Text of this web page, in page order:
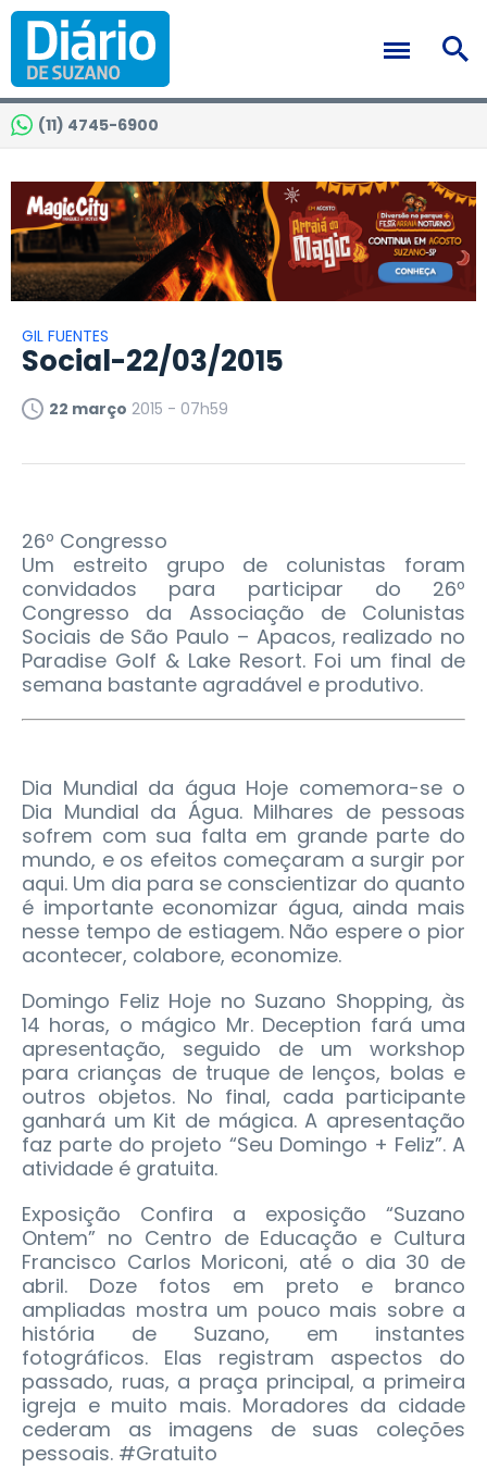
(11) 4745-6900
GIL FUENTES
Social-22/03/2015
22 março 2015 - 07h59
26º Congresso
Um estreito grupo de colunistas foram
convidados para participar do 26º
Congresso da Associação de Colunistas
Sociais de São Paulo – Apacos, realizado no
Paradise Golf & Lake Resort. Foi um final de
semana bastante agradável e produtivo.
Dia Mundial da água Hoje comemora-se o
Dia Mundial da Água. Milhares de pessoas
sofrem com sua falta em grande parte do
mundo, e os efeitos começaram a surgir por
aqui. Um dia para se conscientizar do quanto
é importante economizar água, ainda mais
nesse tempo de estiagem. Não espere o pior
acontecer, colabore, economize.
Domingo Feliz Hoje no Suzano Shopping, às
14 horas, o mágico Mr. Deception fará uma
apresentação, seguido de um workshop
para crianças de truque de lenços, bolas e
outros objetos. No final, cada participante
ganhará um Kit de mágica. A apresentação
faz parte do projeto “Seu Domingo + Feliz”. A
atividade é gratuita.
Exposição Confira a exposição “Suzano
Ontem” no Centro de Educação e Cultura
Francisco Carlos Moriconi, até o dia 30 de
abril. Doze fotos em preto e branco
ampliadas mostra um pouco mais sobre a
história de Suzano, em instantes
fotográficos. Elas registram aspectos do
passado, ruas, a praça principal, a primeira
igreja e muito mais. Moradores da cidade
cederam as imagens de suas coleções
pessoais. #Gratuito